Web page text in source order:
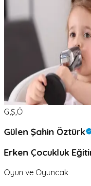
G,Ş,Ö
Gülen Şahin Öztürk
Erken Çocukluk
Oyun ve Oyuncak